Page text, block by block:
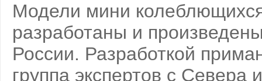
Модели мини
разработаны и
России. Разработкой
группа экспертов с